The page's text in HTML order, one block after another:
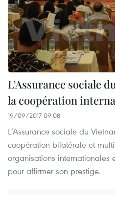
L’Assurance sociale
la coopération
19/09/2017 09:08
L’Assurance sociale du
coopération bilatérale et
organisations internationales
pour affirmer son prestige.